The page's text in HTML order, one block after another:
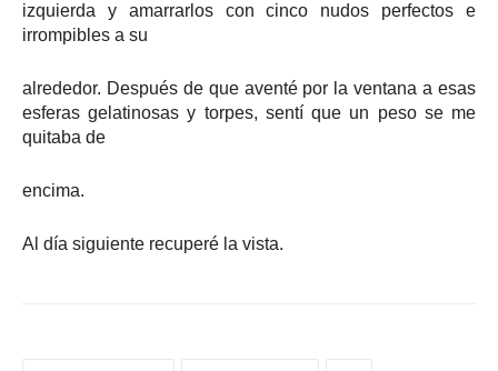
izquierda y amarrarlos con cinco nudos perfectos e
irrompibles a su
alrededor. Después de que aventé por la ventana a esas
esferas gelatinosas y torpes, sentí que un peso se me
quitaba de
encima.
Al día siguiente recuperé la vista.